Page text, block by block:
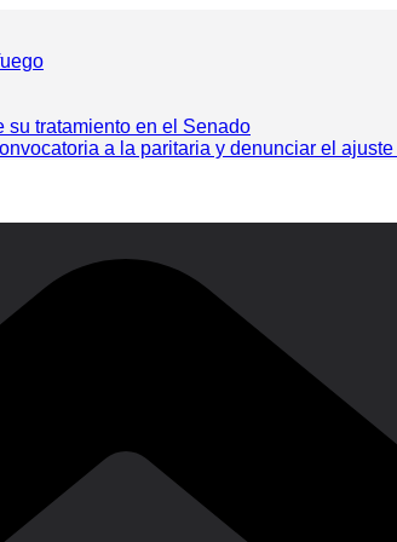
su tratamiento en el Senado
a la paritaria y denunciar el